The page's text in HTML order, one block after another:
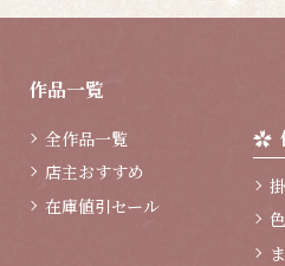
作品一覧
全作品一覧
店主おすすめ
在庫値引セール